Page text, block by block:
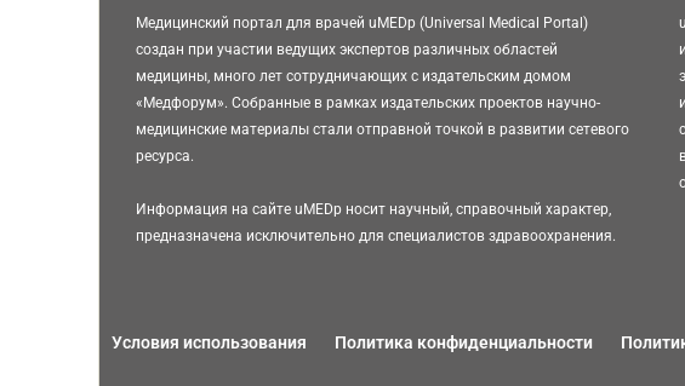
Медицинский портал для врачей uMEDp (Universal Medical Portal)
создан при участии ведущих экспертов различных областей
медицины, много лет сотрудничающих с издательским домом
«Медфорум». Собранные в рамках издательских проектов научно-
медицинские материалы стали отправной точкой в развитии сетевого
ресурса.
Информация на сайте uMEDp носит научный, справочный характер,
предназначена исключительно для специалистов здравоохранения.
Условия использования Политика конфиденциальности